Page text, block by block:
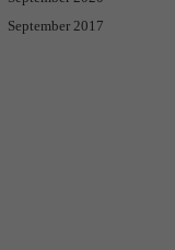
September 2017